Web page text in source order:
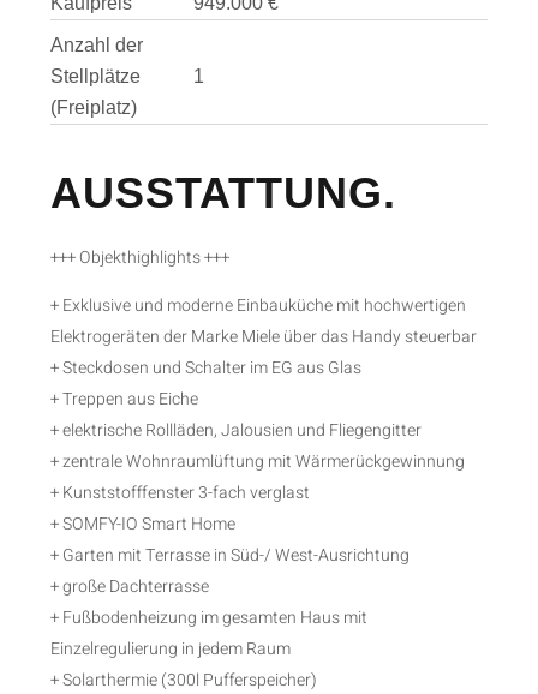
Anzahl der
Stellplätze
(Freiplatz)
1
AUSSTATTUNG.
+++ Objekthighlights +++
+ Exklusive und moderne Einbauküche mit hochwertigen
Elektrogeräten der Marke Miele über das Handy steuerbar
+ Steckdosen und Schalter im EG aus Glas
+ Treppen aus Eiche
+ elektrische Rollläden, Jalousien und Fliegengitter
+ zentrale Wohnraumlüftung mit Wärmerückgewinnung
+ Kunststofffenster 3-fach verglast
+ SOMFY-IO Smart Home
+ Garten mit Terrasse in Süd-/ West-Ausrichtung
+ große Dachterrasse
+ Fußbodenheizung im gesamten Haus mit
Einzelregulierung in jedem Raum
+ Solarthermie (300l Pufferspeicher)